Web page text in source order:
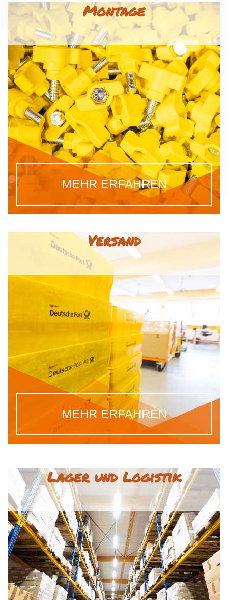
Montage
MEHR ERFAHREN
Versand
MEHR ERFAHREN
Lager und Logistik